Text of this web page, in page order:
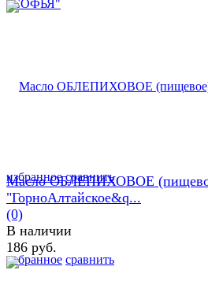
избранное сравнить
избранное сравнить
Масло ОБЛЕПИХОВОЕ
"ГорноАлтайское&q...
(0)
В наличии
186 руб.